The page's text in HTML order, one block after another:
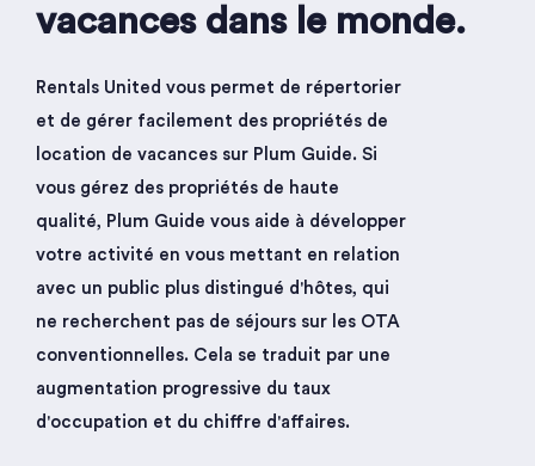
vacances dans le monde.
Rentals United vous permet de répertorier
et de gérer facilement des propriétés de
location de vacances sur Plum Guide. Si
vous gérez des propriétés de haute
qualité, Plum Guide vous aide à développer
votre activité en vous mettant en relation
avec un public plus distingué d'hôtes, qui
ne recherchent pas de séjours sur les OTA
conventionnelles. Cela se traduit par une
augmentation progressive du taux
d'occupation et du chiffre d'affaires.